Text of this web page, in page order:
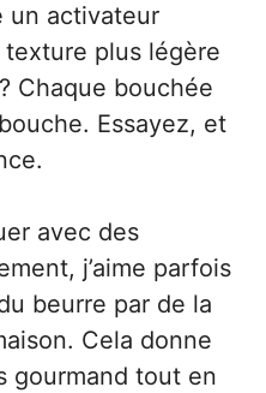
un activateur
plus légère
Chaque bouchée
Essayez, et
avec des
j’aime parfois
beurre par de la
Cela donne
gourmand tout en